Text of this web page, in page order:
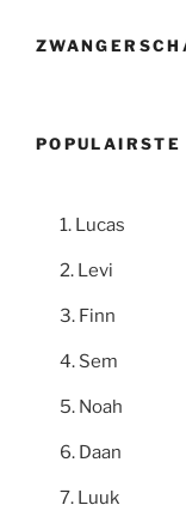
Lucas
Levi
Finn
Sem
Noah
Daan
Luuk